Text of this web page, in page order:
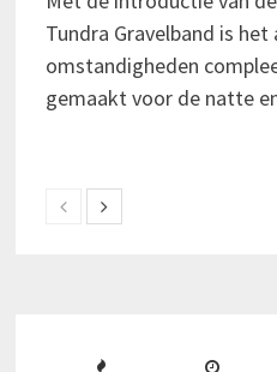
Tundra Gravelband is
omstandigheden
gemaakt voor de natte